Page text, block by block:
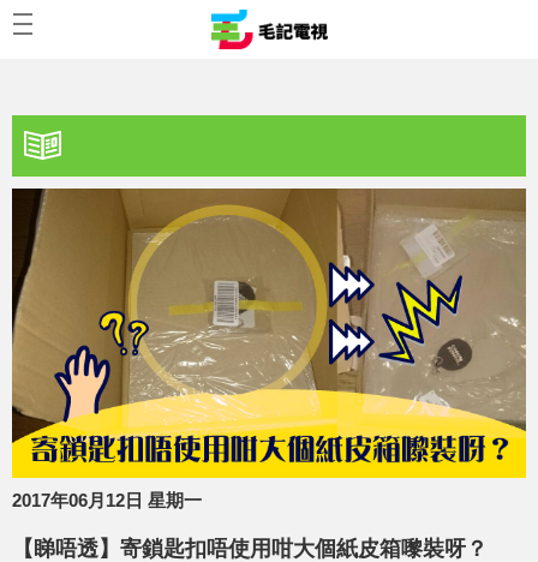
2017年06月12日 星期一
【睇唔透】寄鎖匙扣唔使用咁大個紙皮箱嚟裝呀？